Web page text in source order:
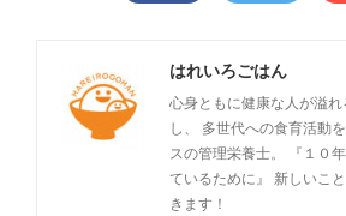
はれいろごはん
心身ともに健康な人が溢
し、 多世代への食育活動
スの管理栄養士。 『１０
ているために』 新しいこ
きます！